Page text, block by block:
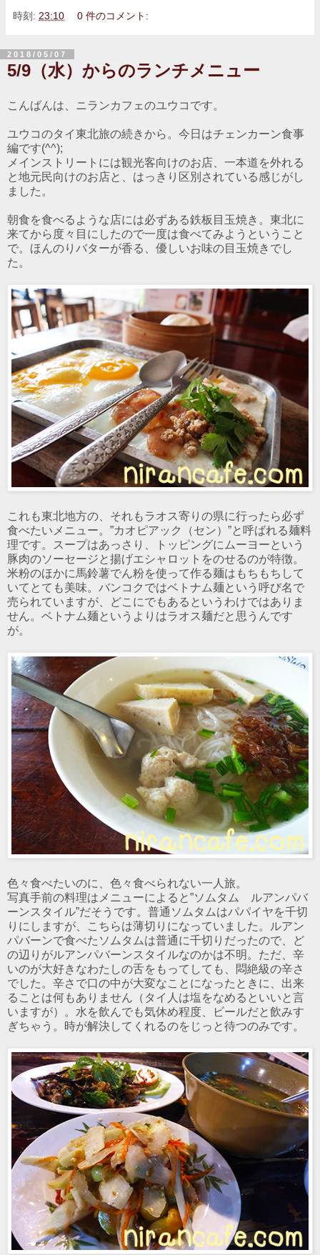
時刻: 23:10 0 件のコメント:
2018/05/07
5/9（水）からのランチメニュー
こんばんは、ニランカフェのユウコです。
ユウコのタイ東北旅の続きから。今日はチェンカーン食事
編です(^^);
メインストリートには観光客向けのお店、一本道を外れる
と地元民向けのお店と、はっきり区別されている感じがし
ました。
朝食を食べるような店には必ずある鉄板目玉焼き。東北に
来てから度々目にしたので一度は食べてみようということ
で。ほんのりバターが香る、優しいお味の目玉焼きでし
た。
これも東北地方の、それもラオス寄りの県に行ったら必ず
食べたいメニュー。”カオピアック（セン）”と呼ばれる麺料
理です。スープはあっさり、トッピングにムーヨーという
豚肉のソーセージと揚げエシャロットをのせるのが特徴。
米粉のほかに馬鈴薯でん粉を使って作る麺はもちもちして
いてとても美味。バンコクではベトナム麺という呼び名で
売られていますが、どこにでもあるというわけではありま
せん。ベトナム麺というよりはラオス麺だと思うんです
が。
色々食べたいのに、色々食べられない一人旅。
写真手前の料理はメニューによると”ソムタム ルアンパバ
ーンスタイル”だそうです。普通ソムタムはパパイヤを千切
りにしますが、こちらは薄切りになっていました。ルアン
パバーンで食べたソムタムは普通に千切りだったので、ど
の辺りがルアンパバーンスタイルなのかは不明。ただ、辛
いのが大好きなわたしの舌をもってしても、悶絶級の辛さ
でした。辛さで口の中が大変なことになったときに、出来
ることは何もありません（タイ人は塩をなめるといいと言
いますが）。水を飲んでも気休め程度、ビールだと飲みす
ぎちゃう。時が解決してくれるのをじっと待つのみです。